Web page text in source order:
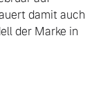
damit auch
der Marke in